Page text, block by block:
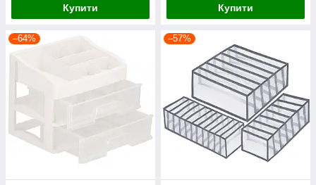
Купити Купити
–64% –57%